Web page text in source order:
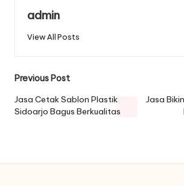
admin
View All Posts
Post
navigation
Previous Post
Jasa Cetak Sablon Plastik
Sidoarjo Bagus Berkualitas
Jasa